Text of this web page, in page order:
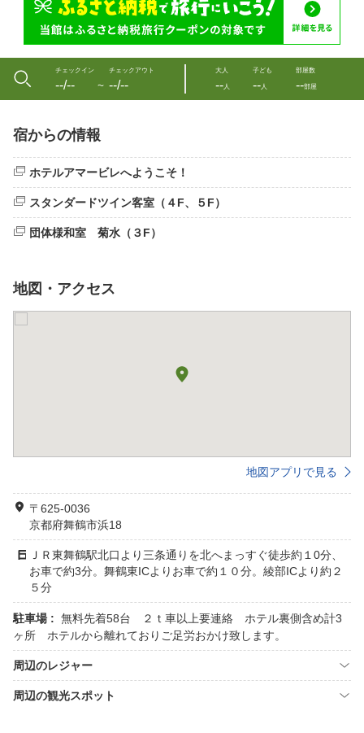
チェックイン
--/-- 〜
チェックアウト
--/--
大人
--人
子ども
--人
部屋数
--部屋
宿からの情報
ホテルアマービレへようこそ！
スタンダードツイン客室（４F、５F）
団体様和室 菊水（３F）
地図・アクセス
地図アプリで見る
〒625-0036
京都府舞鶴市浜18
ＪＲ東舞鶴駅北口より三条通りを北へまっすぐ徒歩約１0分、
お車で約3分。舞鶴東ICよりお車で約１０分。綾部ICより約２
５分
駐車場 : 無料先着58台 ２ｔ車以上要連絡 ホテル裏側含め計3
ヶ所 ホテルから離れておりご足労おかけ致します。
周辺のレジャー
周辺の観光スポット